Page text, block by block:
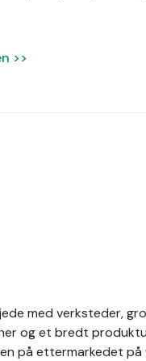
>>
med verksteder,
og et bredt
på ettermarkedet på